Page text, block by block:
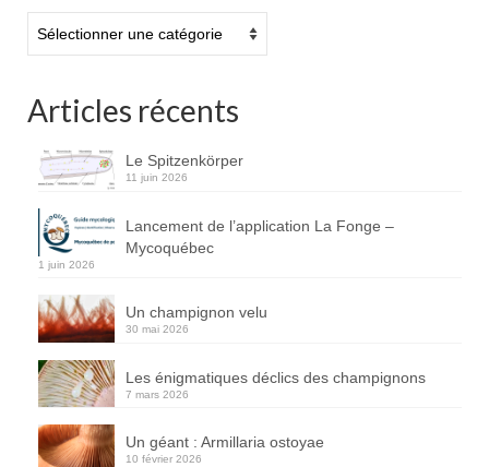
Articles récents
Le Spitzenkörper
11 juin 2026
Lancement de l’application La Fonge –
Mycoquébec
1 juin 2026
Un champignon velu
30 mai 2026
Les énigmatiques déclics des champignons
7 mars 2026
Un géant : Armillaria ostoyae
10 février 2026